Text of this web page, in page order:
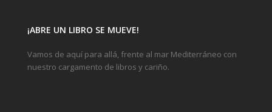
¡ABRE UN LIBRO SE MUEVE!
Vamos de aquí para allá, frente al mar Mediterráneo con
nuestro cargamento de libros y cariño.